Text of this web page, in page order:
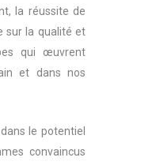
la réussite de
sur la qualité et
qui œuvrent
et dans nos
le potentiel
convaincus